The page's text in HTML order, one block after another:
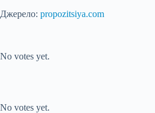
Джерело: propozitsiya.com
No votes yet.
No votes yet.